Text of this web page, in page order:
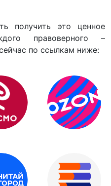
получить это ценное
правоверного –
по ссылкам ниже: